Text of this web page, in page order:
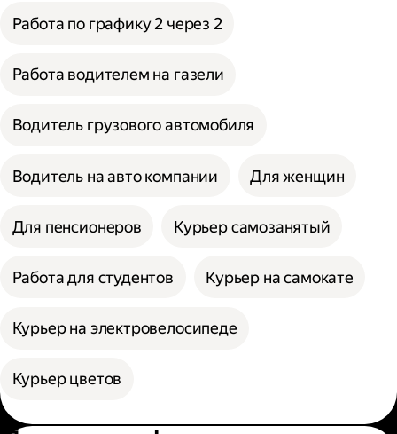
Работа по графику 2 через 2
Работа водителем на газели
Водитель грузового автомобиля
Водитель на авто компании Для женщин
Для пенсионеров Курьер самозанятый
Работа для студентов Курьер на самокате
Курьер на электровелосипеде
Курьер цветов